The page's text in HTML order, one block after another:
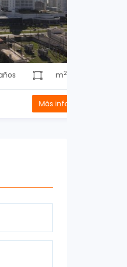
m
Más info